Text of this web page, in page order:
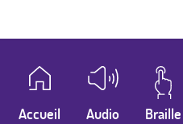
Accueil Audio Braille